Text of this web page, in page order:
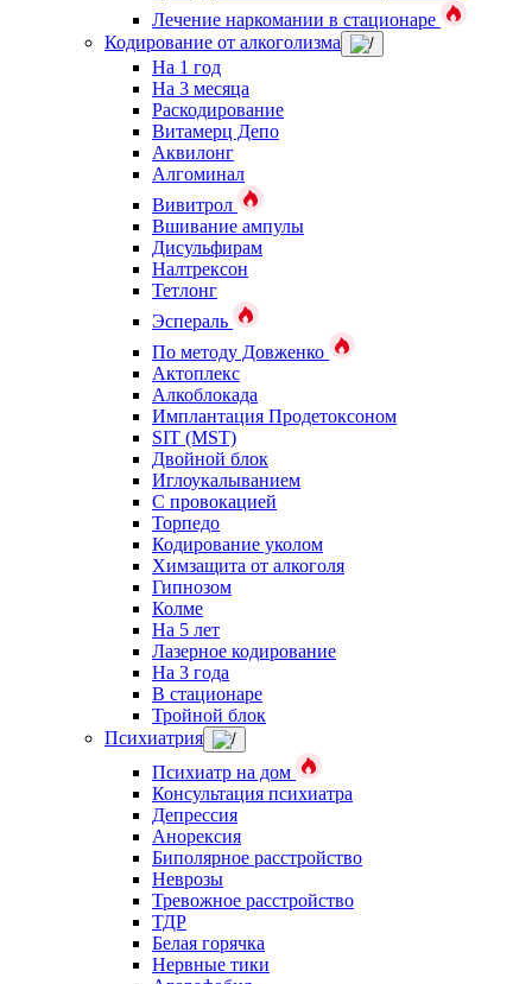
Лечение наркомании в стационаре
Кодирование от алкоголизма
На 1 год
На 3 месяца
Раскодирование
Витамерц Депо
Аквилонг
Алгоминал
Вивитрол
Вшивание ампулы
Дисульфирам
Налтрексон
Тетлонг
Эспераль
По методу Довженко
Актоплекс
Алкоблокада
Имплантация Продетоксоном
SIT (MST)
Двойной блок
Иглоукалыванием
С провокацией
Торпедо
Кодирование уколом
Химзащита от алкоголя
Гипнозом
Колме
На 5 лет
Лазерное кодирование
На 3 года
В стационаре
Тройной блок
Психиатрия
Психиатр на дом
Консультация психиатра
Депрессия
Анорексия
Биполярное расстройство
Неврозы
Тревожное расстройство
ТДР
Белая горячка
Нервные тики